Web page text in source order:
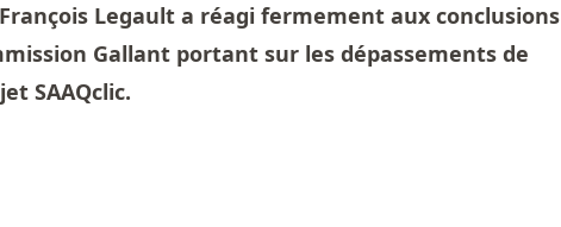
Legault a réagi fermement aux conclusions
Gallant portant sur les dépassements de
SAAQclic.